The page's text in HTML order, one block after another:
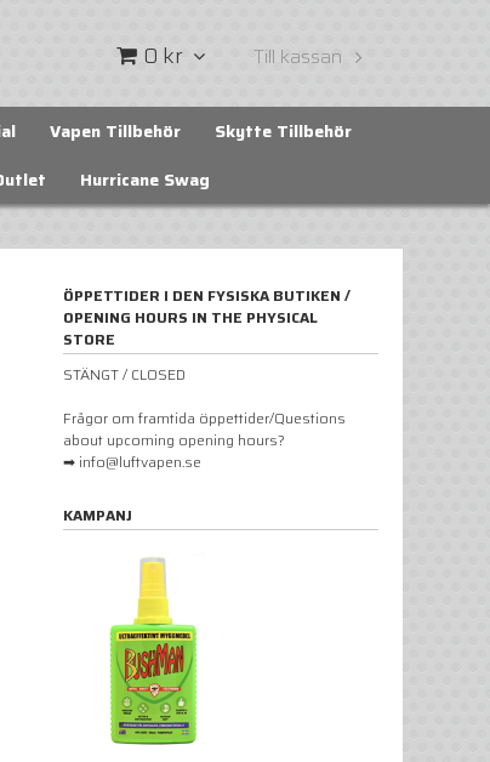
0 kr Till kassan
Vapen Tillbehör
Skytte Tillbehör
Hurricane Swag
ÖPPETTIDER I DEN FYSISKA BUTIKEN /
OPENING HOURS IN THE PHYSICAL
STORE
STÄNGT / CLOSED
Frågor om framtida öppettider/Questions
about upcoming opening hours?
➡ info@luftvapen.se
KAMPANJ